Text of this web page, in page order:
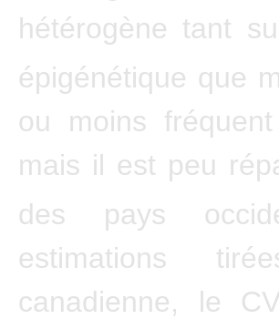
hétérogène tant
épigénétique que
ou moins
mais il est peu
des pays
estimations
canadienne, le